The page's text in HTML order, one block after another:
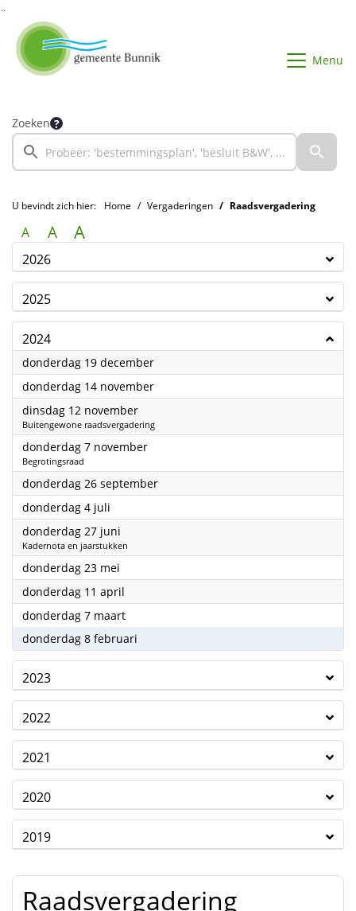
Menu
Zoeken
U bevindt zich hier: Home Vergaderingen Raadsvergadering
A A A
2026
2025
2024
donderdag 19 december2024
donderdag 14 november2024
dinsdag 12 november2024
Buitengewone raadsvergadering
donderdag 7 november2024
Begrotingsraad
donderdag 26 september2024
donderdag 4 juli
donderdag 27 juni
Kadernota en jaarstukken
donderdag 23 mei
donderdag 11 april
donderdag 7 maart2024
donderdag 8 februari
2023
2022
2021
2020
2019
Raadsvergadering